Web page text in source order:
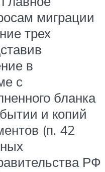
миграции
трех
в
с
бланка
и копий
(п. 42
РФ